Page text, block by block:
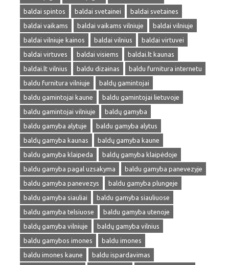
baldai spintos
baldai svetainei
baldai svetaines
baldai vaikams
baldai vaikams vilniuje
baldai vilniuje
baldai vilniuje kainos
baldai vilnius
baldai virtuvei
baldai virtuves
baldai visiems
baldai.lt kaunas
baldai.lt vilnius
baldu dizainas
baldu furnitura internetu
baldu furnitura vilniuje
baldų gamintojai
baldu gamintojai kaune
baldu gamintojai lietuvoje
baldu gamintojai vilniuje
baldų gamyba
baldu gamyba alytuje
baldu gamyba alytus
baldų gamyba kaunas
baldų gamyba kaune
baldu gamyba klaipeda
baldų gamyba klaipėdoje
baldu gamyba pagal uzsakyma
baldu gamyba panevezyje
baldu gamyba panevezys
baldu gamyba plungeje
baldu gamyba siauliai
baldu gamyba siauliuose
baldu gamyba telsiuose
baldu gamyba utenoje
baldų gamyba vilniuje
baldų gamyba vilnius
baldu gamybos imones
baldu imones
baldu imones kaune
baldu ispardavimas